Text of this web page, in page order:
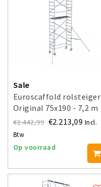
Sale
Euroscaffold rolsteiger
Original 75x190 - 7,2 m
werkhoogte
€2.442,99 €2.213,09 Incl.
Btw
Op voorraad